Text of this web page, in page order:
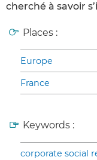
cherché à savoir
Places :
Europe
France
Keywords :
corporate social